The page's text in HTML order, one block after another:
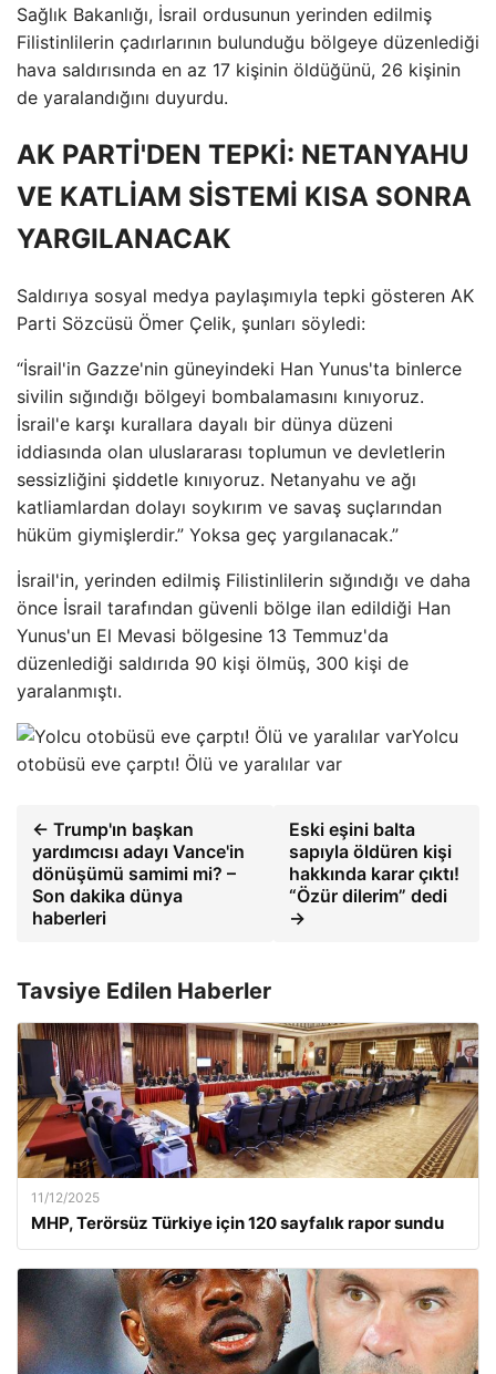
Sağlık Bakanlığı, İsrail ordusunun yerinden edilmiş
Filistinlilerin çadırlarının bulunduğu bölgeye düzenlediği
hava saldırısında en az 17 kişinin öldüğünü, 26 kişinin
de yaralandığını duyurdu.
AK PARTİ'DEN TEPKİ: NETANYAHU
VE KATLİAM SİSTEMİ KISA SONRA
YARGILANACAK
Saldırıya sosyal medya paylaşımıyla tepki gösteren AK
Parti Sözcüsü Ömer Çelik, şunları söyledi:
“İsrail'in Gazze'nin güneyindeki Han Yunus'ta binlerce
sivilin sığındığı bölgeyi bombalamasını kınıyoruz.
İsrail'e karşı kurallara dayalı bir dünya düzeni
iddiasında olan uluslararası toplumun ve devletlerin
sessizliğini şiddetle kınıyoruz. Netanyahu ve ağı
katliamlardan dolayı soykırım ve savaş suçlarından
hüküm giymişlerdir.” Yoksa geç yargılanacak.”
İsrail'in, yerinden edilmiş Filistinlilerin sığındığı ve daha
önce İsrail tarafından güvenli bölge ilan edildiği Han
Yunus'un El Mevasi bölgesine 13 Temmuz'da
düzenlediği saldırıda 90 kişi ölmüş, 300 kişi de
yaralanmıştı.
Yolcu
otobüsü eve çarptı! Ölü ve yaralılar var
← Trump'ın başkan
yardımcısı adayı Vance'in
dönüşümü samimi mi? –
Son dakika dünya
haberleri
Eski eşini balta
sapıyla öldüren kişi
hakkında karar çıktı!
“Özür dilerim” dedi
→
Tavsiye Edilen Haberler
11/12/2025
MHP, Terörsüz Türkiye için 120 sayfalık rapor sundu